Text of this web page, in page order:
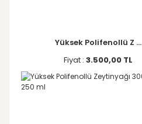
Yüksek Polifenollü Z ...
Fiyat : 3.500,00 TL